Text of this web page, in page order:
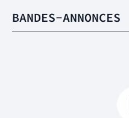
BANDES-ANNONCES